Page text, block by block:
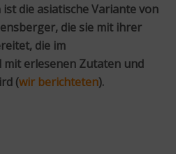
die asiatische Variante von
die sie mit ihrer
die im
mit erlesenen Zutaten und
(wir berichteten).